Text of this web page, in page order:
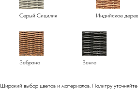
Серый Сицилия Индийское
Зебрано Венге
Широкий выбор цветов и материалов. Палитру